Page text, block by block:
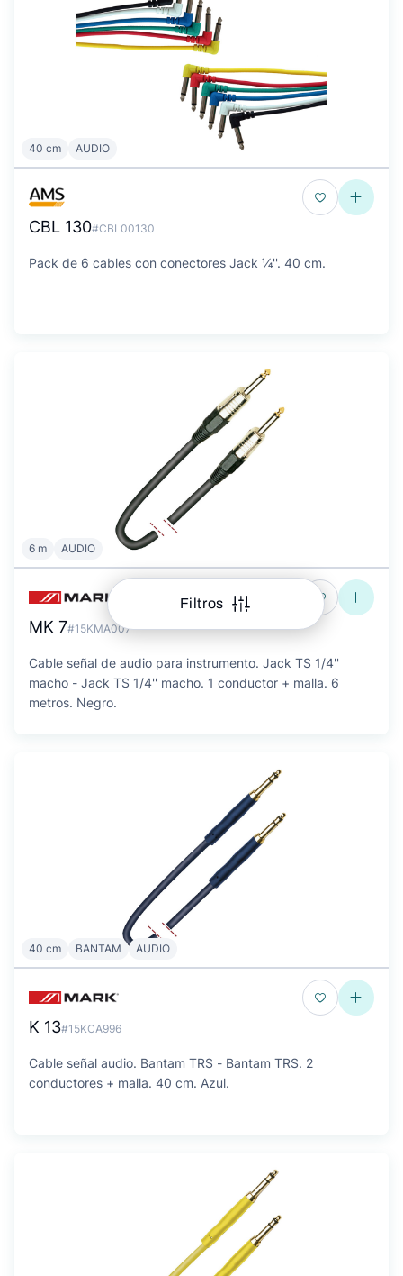
Filtros
40 cm AUDIO
CBL 130#CBL00130
Pack de 6 cables con conectores Jack ¼''. 40 cm.
6 m AUDIO
MK 7#15KMA007
Cable señal de audio para instrumento. Jack TS 1/4''
macho - Jack TS 1/4'' macho. 1 conductor + malla. 6
metros. Negro.
40 cm BANTAM AUDIO
K 13#15KCA996
Cable señal audio. Bantam TRS - Bantam TRS. 2
conductores + malla. 40 cm. Azul.